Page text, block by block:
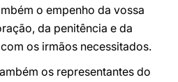
o empenho da vossa
da penitência e da
os irmãos necessitados.
os representantes do